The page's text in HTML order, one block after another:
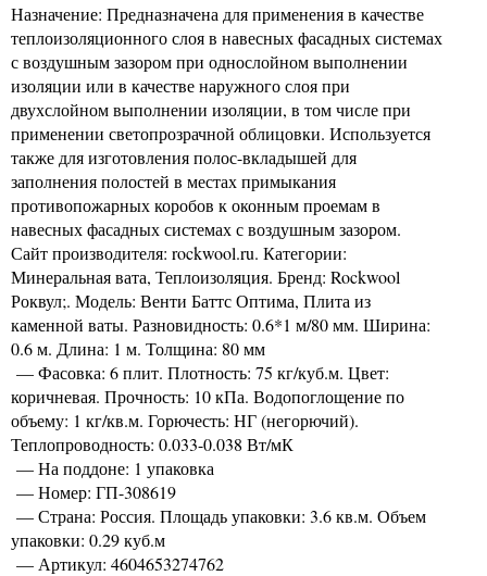
Назначение: Предназначена для применения в качестве
теплоизоляционного слоя в навесных фасадных системах
с воздушным зазором при однослойном выполнении
изоляции или в качестве наружного слоя при
двухслойном выполнении изоляции, в том числе при
применении светопрозрачной облицовки. Используется
также для изготовления полос-вкладышей для
заполнения полостей в местах примыкания
противопожарных коробов к оконным проемам в
навесных фасадных системах с воздушным зазором.
Сайт производителя: rockwool.ru. Категории:
Минеральная вата, Теплоизоляция. Бренд: Rockwool
Роквул;. Модель: Венти Баттс Оптима, Плита из
каменной ваты. Разновидность: 0.6*1 м/80 мм. Ширина:
0.6 м. Длина: 1 м. Толщина: 80 мм
— Фасовка: 6 плит. Плотность: 75 кг/куб.м. Цвет:
коричневая. Прочность: 10 кПа. Водопоглощение по
объему: 1 кг/кв.м. Горючесть: НГ (негорючий).
Теплопроводность: 0.033-0.038 Вт/мК
— На поддоне: 1 упаковка
— Номер: ГП-308619
— Страна: Россия. Площадь упаковки: 3.6 кв.м. Объем
упаковки: 0.29 куб.м
— Артикул: 4604653274762